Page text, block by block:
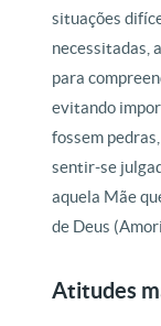
situações
necessitadas,
para
evitando
fossem
sentir-se
aquela Mãe
de Deus
Atitudes